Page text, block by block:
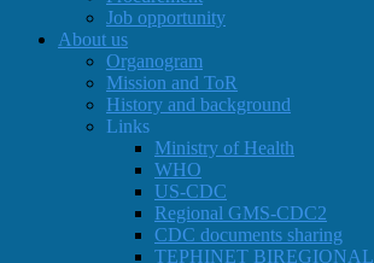
Job opportunity
About us
Organogram
Mission and ToR
History and background
Links
Ministry of Health
WHO
US-CDC
Regional GMS-CDC2
CDC documents sharing
TEPHINET BIREGIONAL